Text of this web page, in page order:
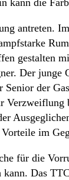
kann die
antreten.
gestalten
Der
Senior der
im
für die
kann. Das